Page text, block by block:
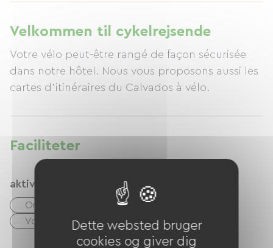
Velkommen til cykelrejsende
Votre vélo peut-être rangé de façon sécurisée
dans notre hôtel. Nous vous proposons aussi les
cartes d'itinéraires du Calvados à vélo.
Faciliteter
aktiviteter
Ons Skøjtebane
Voie Verte
Dette websted bruger
cookies og giver dig